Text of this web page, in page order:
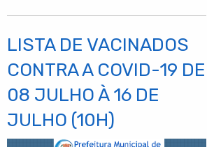
LISTA DE VACINADOS
CONTRA A COVID-19 DE
08 JULHO À 16 DE
JULHO (10H)